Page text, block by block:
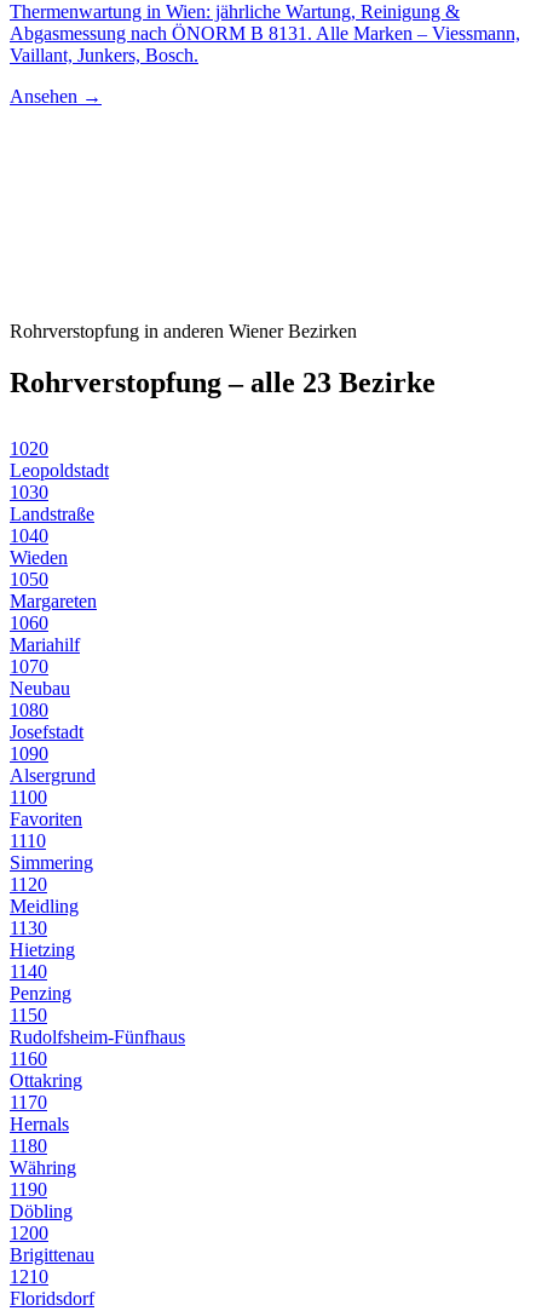
Thermenwartung in Wien: jährliche Wartung, Reinigung &
Abgasmessung nach ÖNORM B 8131. Alle Marken – Viessmann,
Vaillant, Junkers, Bosch.
Ansehen →
Rohrverstopfung in anderen Wiener Bezirken
Rohrverstopfung– alle 23 Bezirke
1020
Leopoldstadt
1030
Landstraße
1040
Wieden
1050
Margareten
1060
Mariahilf
1070
Neubau
1080
Josefstadt
1090
Alsergrund
1100
Favoriten
1110
Simmering
1120
Meidling
1130
Hietzing
1140
Penzing
1150
Rudolfsheim-Fünfhaus
1160
Ottakring
1170
Hernals
1180
Währing
1190
Döbling
1200
Brigittenau
1210
Floridsdorf